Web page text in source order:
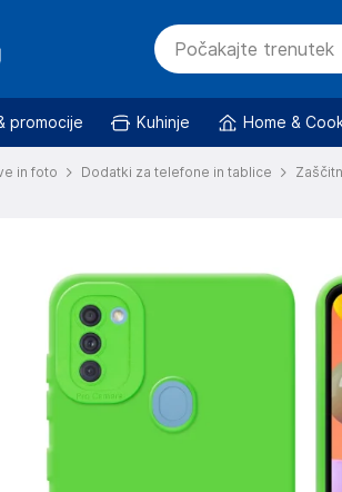
promocije Kuhinje Home &
in foto Dodatki za telefone in tablice